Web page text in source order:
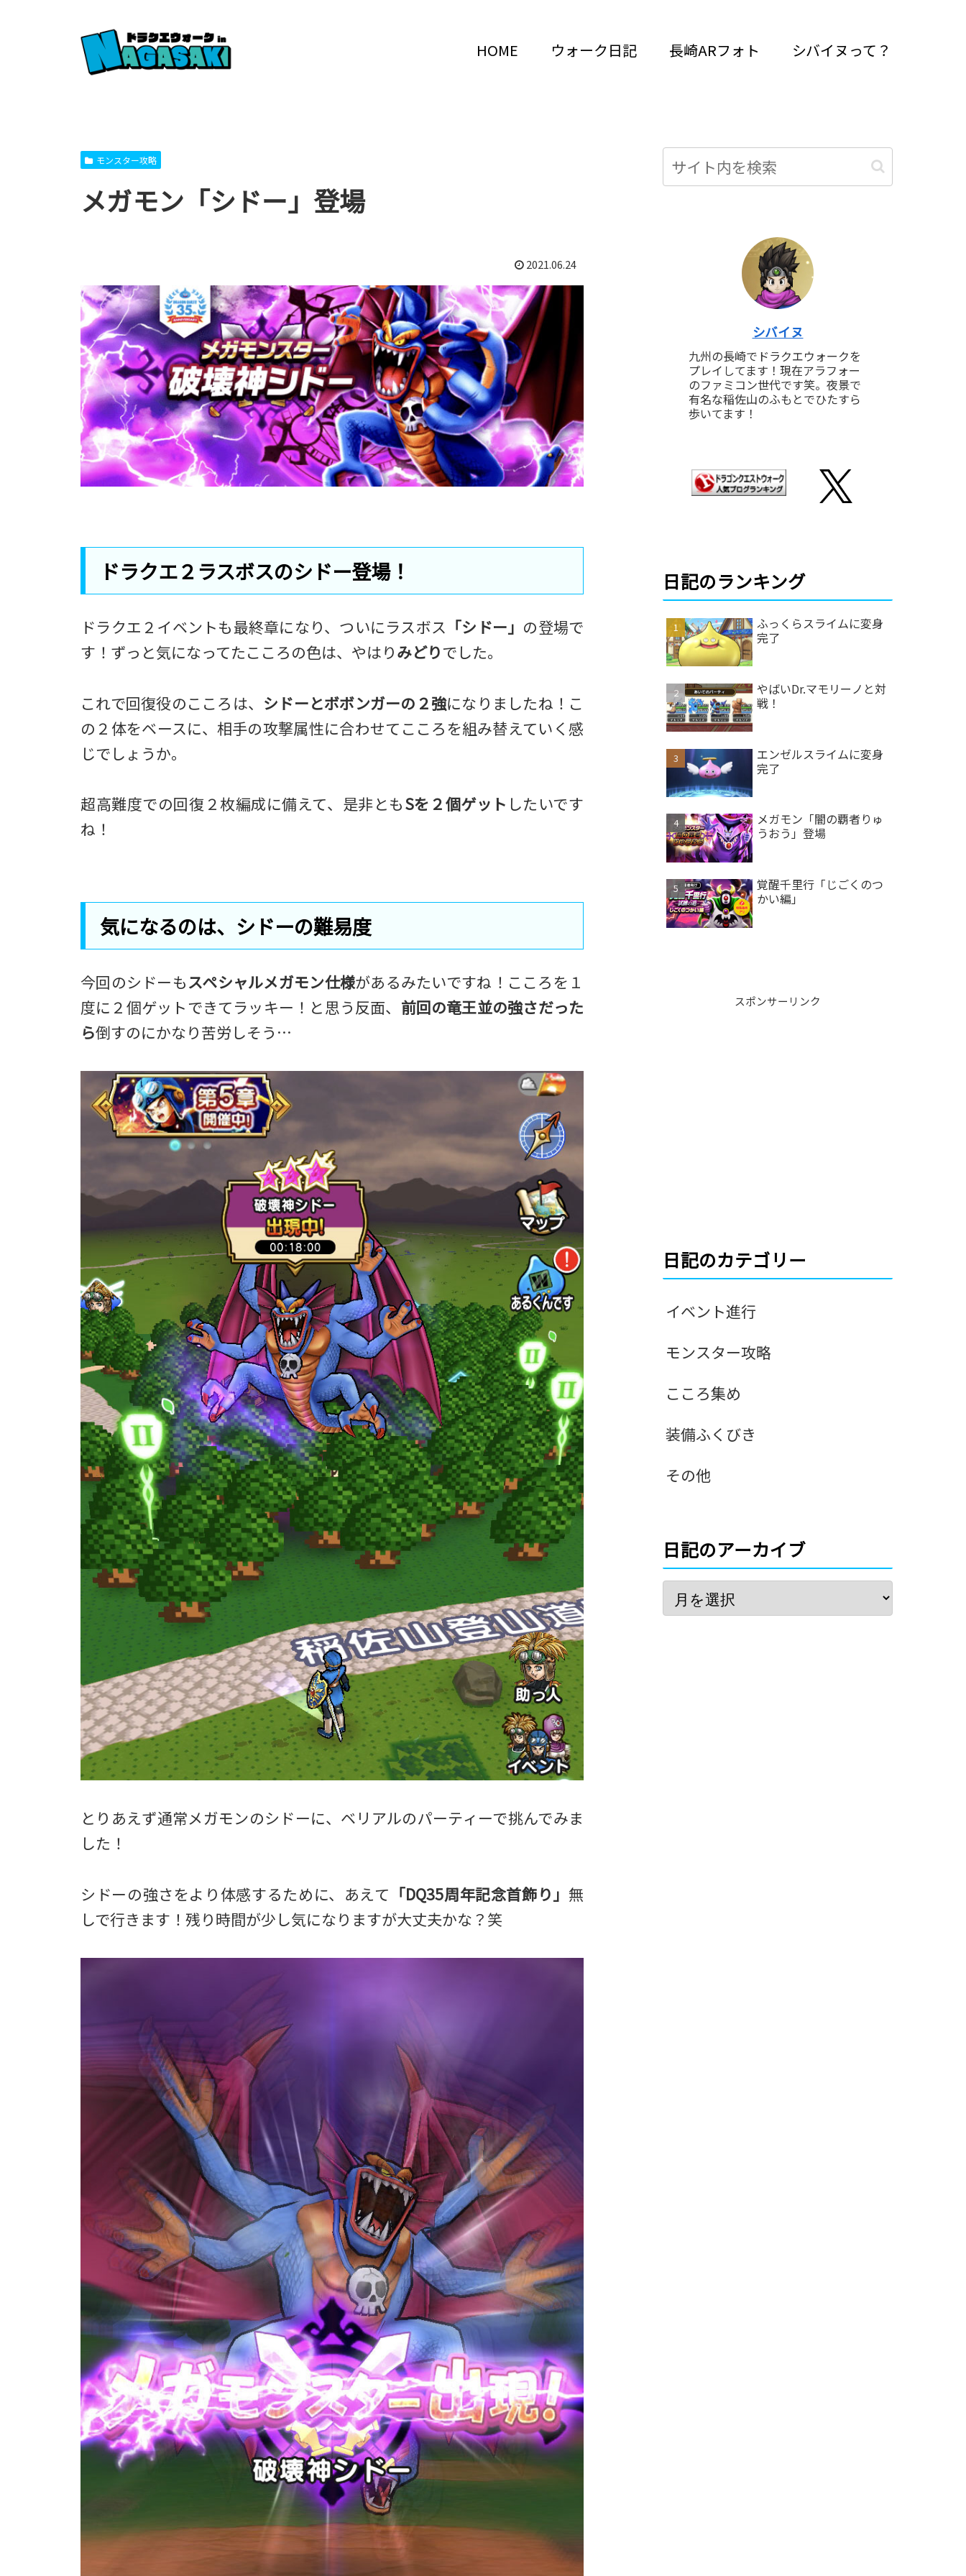
HOME ウォーク日記 長崎ARフォト シバイヌって？
モンスター攻略
メガモン「シドー」登場
2021.06.24
ドラクエ２ラスボスのシドー登場！
ドラクエ２イベントも最終章になり、ついにラスボス 「シドー」 の登場で
す！ずっと気になってたこころの色は、やはりみどりでした。
これで回復役のこころは、 シドーとボボンガーの２強になりましたね！こ
の２体をベースに、相手の攻撃属性に合わせてこころを組み替えていく感
じでしょうか。
超高難度での回復２枚編成に備えて、是非ともSを２個ゲット したいです
ね！
気になるのは、シドーの難易度
今回のシドーもスペシャルメガモン仕様があるみたいですね！こころを１
度に２個ゲットできてラッキー！と思う反面、 前回の竜王並の強さだった
ら倒すのにかなり苦労しそう…
とりあえず通常メガモンのシドーに、ベリアルのパーティーで挑んでみま
した！
シドーの強さをより体感するために、あえて 「DQ35周年記念首飾り」 無
しで行きます！残り時間が少し気になりますが大丈夫かな？笑
シバイヌ
九州の長崎でドラクエウォークを
プレイしてます！現在アラフォー
のファミコン世代です笑。夜景で
有名な稲佐山のふもとでひたすら
歩いてます！
日記のランキング
ふっくらスライムに変身
完了
やばいDr.マモリーノと対
戦！
エンゼルスライムに変身
完了
メガモン「闇の覇者りゅ
うおう」登場
覚醒千里行「じごくのつ
かい編」
スポンサーリンク
日記のカテゴリー
イベント進行
モンスター攻略
こころ集め
装備ふくびき
その他
日記のアーカイブ